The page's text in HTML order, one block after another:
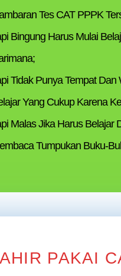
Tes CAT PPPK
Bingung Harus Mulai
Tidak Punya Tempat Dan
Yang Cukup Karena
Malas Jika Harus Belajar
Tumpukan Buku-
PAKAI